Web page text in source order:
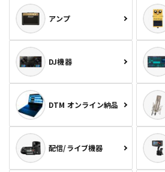
アンプ
DJ機器
DTM オンライン納品
配信/ライブ機器